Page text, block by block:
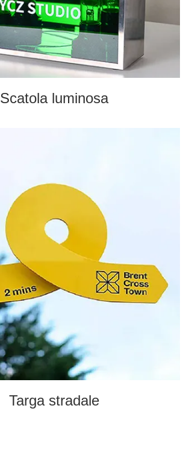
Scatola luminosa
Targa stradale